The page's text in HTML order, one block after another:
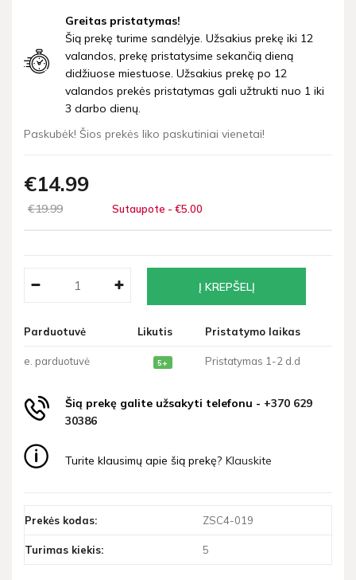
Greitas pristatymas!
Šią prekę turime sandėlyje. Užsakius prekę iki 12
valandos, prekę pristatysime sekančią dieną
didžiuose miestuose. Užsakius prekę po 12
valandos prekės pristatymas gali užtrukti nuo 1 iki
3 darbo dienų.
Paskubėk! Šios prekės liko paskutiniai vienetai!
€14 99
€1999 Sutaupote - €5 00
Parduotuvė Likutis Pristatymo laikas
e. parduotuvė 5+ Pristatymas 1-2 d.d
Šią prekę galite užsakyti telefonu - +370 629
30386
Turite klausimų apie šią prekę? Klauskite
Prekės kodas: ZSC4-019
Turimas kiekis: 5